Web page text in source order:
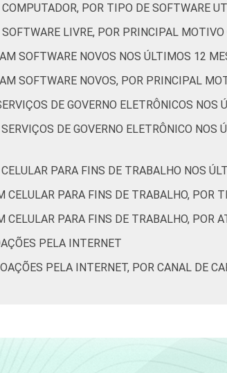
para o Desenvolvimento da Sociedade
organizações sem fins lucrativos
POR TIPO DE SOFTWARE
LIVRE, POR PRINCIPAL
SOFTWARE NOVOS NOS ÚLTIMOS 12
SOFTWARE NOVOS, POR PRINCIPAL
DE GOVERNO ELETRÔNICOS NOS
DE GOVERNO ELETRÔNICO
PARA FINS DE TRABALHO NOS
PARA FINS DE TRABALHO, POR
CELULAR PARA FINS DE TRABALHO, POR
PELA INTERNET
PELA INTERNET, POR CANAL DE